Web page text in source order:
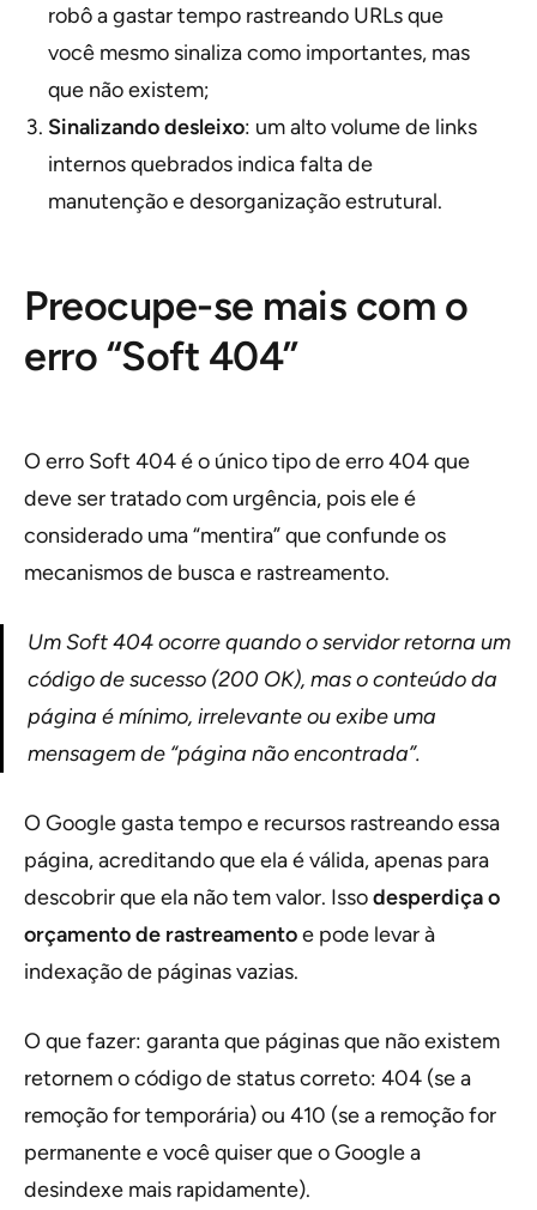
robô a gastar tempo rastreando URLs que
você mesmo sinaliza como importantes, mas
que não existem;
Sinalizando desleixo: um alto volume de links
internos quebrados indica falta de
manutenção e desorganização estrutural.
Preocupe-se mais com o
erro “Soft 404”
O erro Soft 404 é o único tipo de erro 404 que
deve ser tratado com urgência, pois ele é
considerado uma “mentira” que confunde os
mecanismos de busca e rastreamento.
Um Soft 404 ocorre quando o servidor retorna um
código de sucesso (200 OK), mas o conteúdo da
página é mínimo, irrelevante ou exibe uma
mensagem de “página não encontrada”.
O Google gasta tempo e recursos rastreando essa
página, acreditando que ela é válida, apenas para
descobrir que ela não tem valor. Issodesperdiça o
orçamento de rastreamentoe pode levar à
indexação de páginas vazias.
O que fazer: garanta que páginas que não existem
retornem o código de status correto: 404 (se a
remoção for temporária) ou 410 (se a remoção for
permanente e você quiser que o Google a
desindexe mais rapidamente).